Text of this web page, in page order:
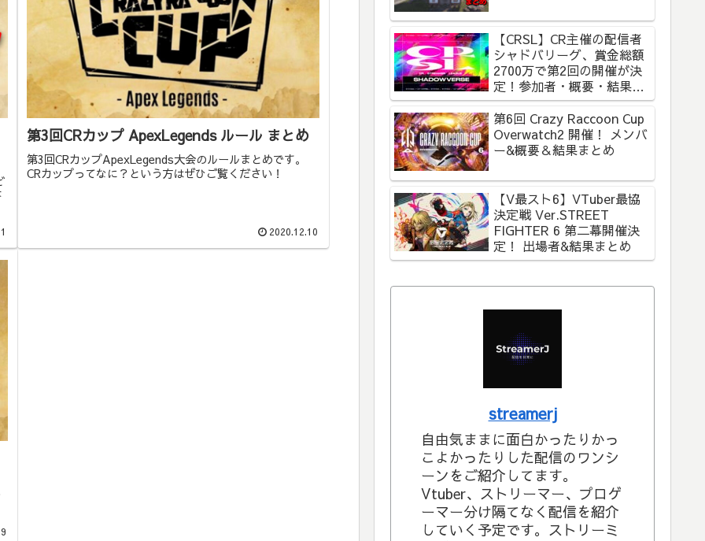
第3回CRカップ ApexLegends ルール まとめ
第3回CRカップApexLegends大会のルールまとめです。
CRカップってなに？という方はぜひご覧ください！
2020.12.10
【CRSL】CR主催の配信者
シャドバリーグ、賞金総額
2700万で第2回の開催が決
定！参加者・概要・結果ま
とめ【CR Streamer
League Shadowverse】
第6回 Crazy Raccoon Cup
Overwatch2 開催！ メンバ
ー&概要＆結果まとめ
【V最スト6】VTuber最協
決定戦 Ver.STREET
FIGHTER 6 第二幕開催決
定！ 出場者&結果まとめ
streamerj
自由気ままに面白かったりかっ
こよかったりした配信のワンシ
ーンをご紹介してます。
Vtuber、ストリーマー、プロゲ
ーマー分け隔てなく配信を紹介
していく予定です。ストリーミ